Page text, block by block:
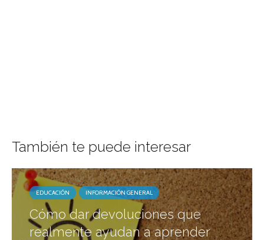
También te puede interesar
EDUCACIÓN INFORMACIÓN GENERAL
Cómo dar devoluciones que
realmente ayudan a aprender